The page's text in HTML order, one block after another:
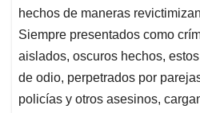
hechos de maneras
Siempre presentados como
aislados, oscuros hechos,
de odio, perpetrados por
policías y otros asesinos,